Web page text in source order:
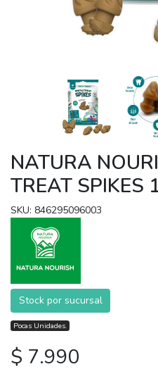
NATURA
TREAT SPIKES
SKU: 846295096003
Stock por sucursal
Pocas Unidades.
$ 7.990